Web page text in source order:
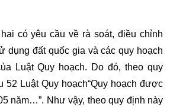
có yêu cầu về rà soát, điều chỉnh
dụng đất quốc gia và các quy hoạch
Luật Quy hoạch. Do đó, theo quy
52 Luật Quy hoạch“Quy hoạch được
năm…”. Như vậy, theo quy định này